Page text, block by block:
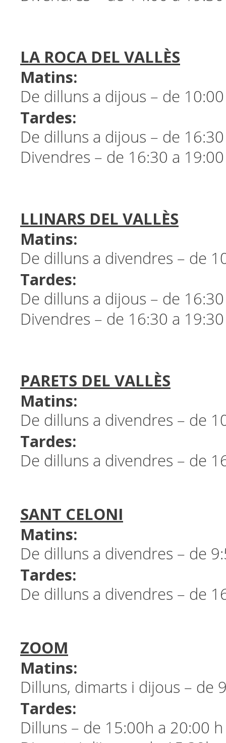
LA ROCA DEL VALLÈS
Matins:
De dilluns a dijous – de
Tardes:
De dilluns a dijous – de
Divendres – de 16:30 a
LLINARS DEL VALLÈS
Matins:
De dilluns a divendres – de
Tardes:
De dilluns a dijous – de
Divendres – de 16:30 a
PARETS DEL VALLÈS
Matins:
De dilluns a divendres – de
Tardes:
De dilluns a divendres – de
SANT CELONI
Matins:
De dilluns a divendres – de
Tardes:
De dilluns a divendres – de
ZOOM
Matins:
Dilluns, dimarts i dijous – de
Tardes:
Dilluns – de 15:00h a 20:00 h